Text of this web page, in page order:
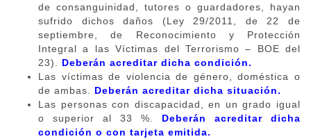
de consanguinidad, tutores o guardadores, hayan
sufrido dichos daños (Ley 29/2011, de 22 de
septiembre, de Reconocimiento y Protección
Integral a las Víctimas del Terrorismo – BOE del
23). Deberán acreditar dicha condición.
Las víctimas de violencia de género, doméstica o
de ambas. Deberán acreditar dicha situación.
Las personas con discapacidad, en un grado igual
o superior al 33 %. Deberán acreditar dicha
condición o con tarjeta emitida.